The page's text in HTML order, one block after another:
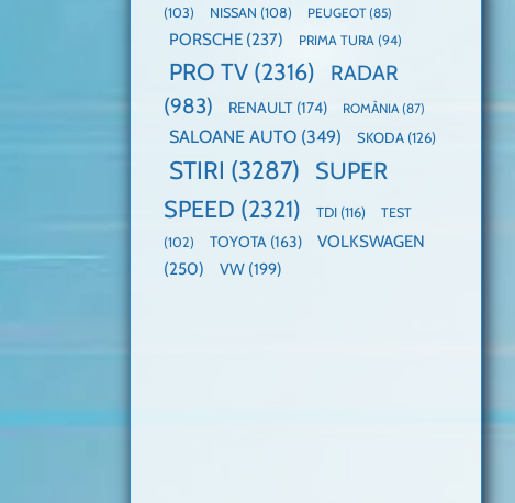
(103)
NISSAN (108) PEUGEOT(85)
PORSCHE (237) PRIMA TURA (94)
PRO TV (2316)
RADAR
(983)
RENAULT (174) ROMÂNIA(87)
SALOANE AUTO (349) SKODA (126)
STIRI (3287)
SUPER
SPEED (2321) TDI (116)
TEST
(102)
TOYOTA (163)
VOLKSWAGEN
(250)
VW (199)